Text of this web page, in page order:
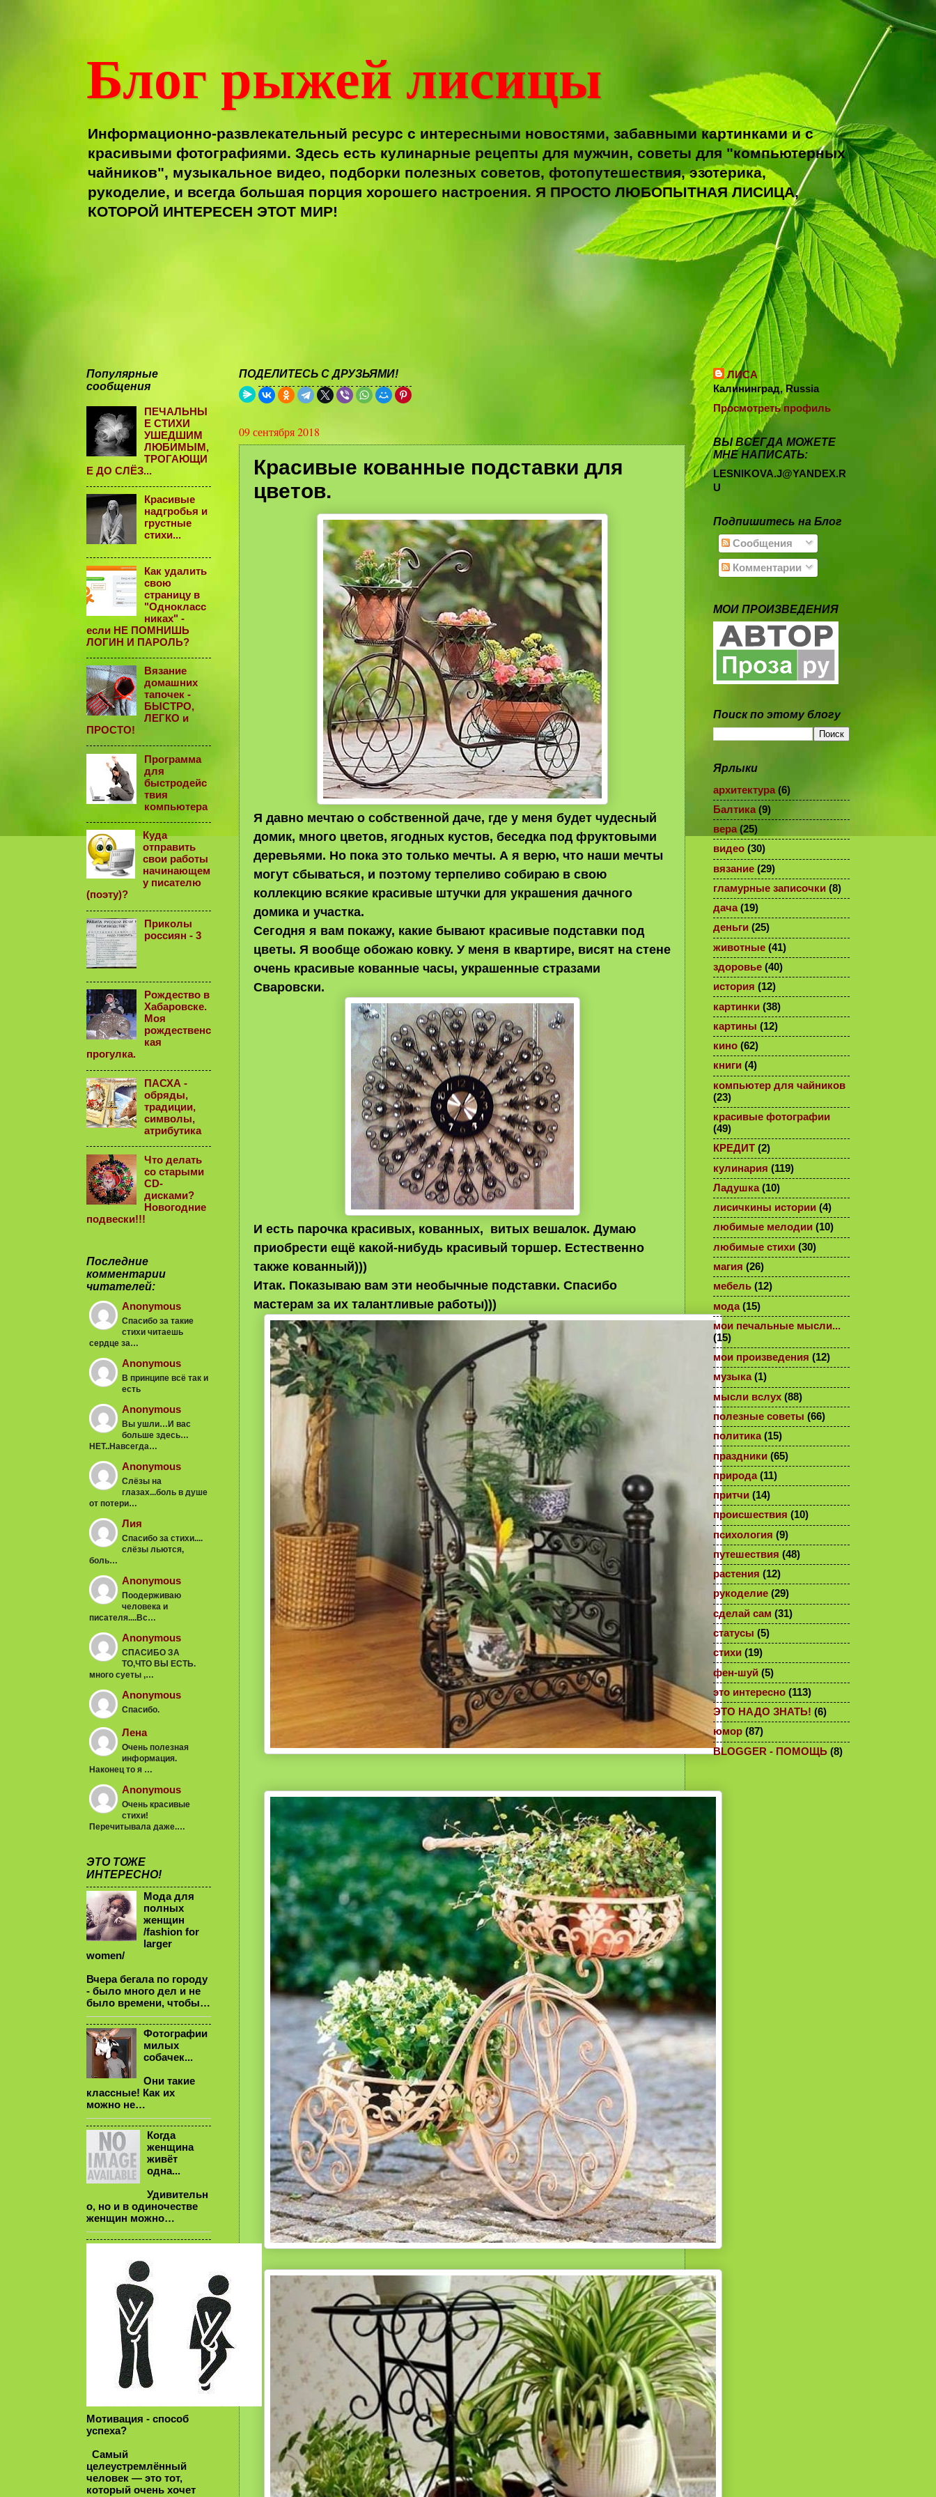
Блог рыжей лисицы
Информационно-развлекательный ресурс с интересными новостями, забавными картинками и с
красивыми фотографиями. Здесь есть кулинарные рецепты для мужчин, советы для "компьютерных
чайников", музыкальное видео, подборки полезных советов, фотопутешествия, эзотерика,
рукоделие, и всегда большая порция хорошего настроения. Я ПРОСТО ЛЮБОПЫТНАЯ ЛИСИЦА,
КОТОРОЙ ИНТЕРЕСЕН ЭТОТ МИР!
ПОДЕЛИТЕСЬ С ДРУЗЬЯМИ!
09 сентября 2018
Красивые кованные подставки для
цветов.
Я давно мечтаю о собственной даче, где у меня будет чудесный
домик, много цветов, ягодных кустов, беседка под фруктовыми
деревьями. Но пока это только мечты. А я верю, что наши мечты
могут сбываться, и поэтому терпеливо собираю в свою
коллекцию всякие красивые штучки для украшения дачного
домика и участка.
Сегодня я вам покажу, какие бывают красивые подставки под
цветы. Я вообще обожаю ковку. У меня в квартире, висят на стене
очень красивые кованные часы, украшенные стразами
Сваровски.
И есть парочка красивых, кованных, витых вешалок. Думаю
приобрести ещё какой-нибудь красивый торшер. Естественно
также кованный)))
Итак. Показываю вам эти необычные подставки. Спасибо
мастерам за их талантливые работы)))
Популярные
сообщения
ПЕЧАЛЬНЫ
Е СТИХИ
УШЕДШИМ
ЛЮБИМЫМ,
ТРОГАЮЩИ
Е ДО СЛЁЗ...
Красивые
надгробья и
грустные
стихи...
Как удалить
свою
страницу в
"Однокласс
никах" -
если НЕ ПОМНИШЬ
ЛОГИН И ПАРОЛЬ?
Вязание
домашних
тапочек -
БЫСТРО,
ЛЕГКО и
ПРОСТО!
Программа
для
быстродейс
твия
компьютера
Куда
отправить
свои работы
начинающем
у писателю
(поэту)?
Приколы
россиян - 3
Рождество в
Хабаровске.
Моя
рождественс
кая
прогулка.
ПАСХА -
обряды,
традиции,
символы,
атрибутика
Что делать
со старыми
CD-
дисками?
Новогодние
подвески!!!
Последние
комментарии
читателей:
Anonymous
Спасибо за такие
стихи читаешь
сердце за…
Anonymous
В принципе всё так и
есть
Anonymous
Вы ушли…И вас
больше здесь…
НЕТ..Навсегда…
Anonymous
Слёзы на
глазах...боль в душе
от потери…
Лия
Спасибо за стихи....
слёзы льются,
боль…
Anonymous
Поодерживаю
человека и
писателя....Вс…
Anonymous
СПАСИБО ЗА
ТО,ЧТО ВЫ ЕСТЬ.
много суеты ,…
Anonymous
Спасибо.
Лена
Очень полезная
информация.
Наконец то я …
Anonymous
Очень красивые
стихи!
Перечитывала даже.…
ЭТО ТОЖЕ
ИНТЕРЕСНО!
Мода для
полных
женщин
/fashion for
larger
women/
Вчера бегала по городу
- было много дел и не
было времени, чтобы…
Фотографии
милых
собачек...
Они такие
классные! Как их
можно не…
Когда
женщина
живёт
одна...
Удивительн
о, но и в одиночестве
женщин можно…
Мотивация - способ
успеха?
Самый
целеустремлённый
человек — это тот,
который очень хочет
ЛИСА
Калининград, Russia
Просмотреть профиль
ВЫ ВСЕГДА МОЖЕТЕ
МНЕ НАПИСАТЬ:
LESNIKOVA.J@YANDEX.R
U
Подпишитесь на Блог
Сообщения
Комментарии
МОИ ПРОИЗВЕДЕНИЯ
Поиск по этому блогу
Ярлыки
архитектура (6)
Балтика (9)
вера (25)
видео (30)
вязание (29)
гламурные записочки (8)
дача (19)
деньги (25)
животные (41)
здоровье (40)
история (12)
картинки (38)
картины (12)
кино (62)
книги (4)
компьютер для чайников
(23)
красивые фотографии
(49)
КРЕДИТ (2)
кулинария (119)
Ладушка (10)
лисичкины истории (4)
любимые мелодии (10)
любимые стихи (30)
магия (26)
мебель (12)
мода (15)
мои печальные мысли...
(15)
мои произведения (12)
музыка (1)
мысли вслух (88)
полезные советы (66)
политика (15)
праздники (65)
природа (11)
притчи (14)
происшествия (10)
психология (9)
путешествия (48)
растения (12)
рукоделие (29)
сделай сам (31)
статусы (5)
стихи (19)
фен-шуй (5)
это интересно (113)
ЭТО НАДО ЗНАТЬ! (6)
юмор (87)
BLOGGER - ПОМОЩЬ (8)